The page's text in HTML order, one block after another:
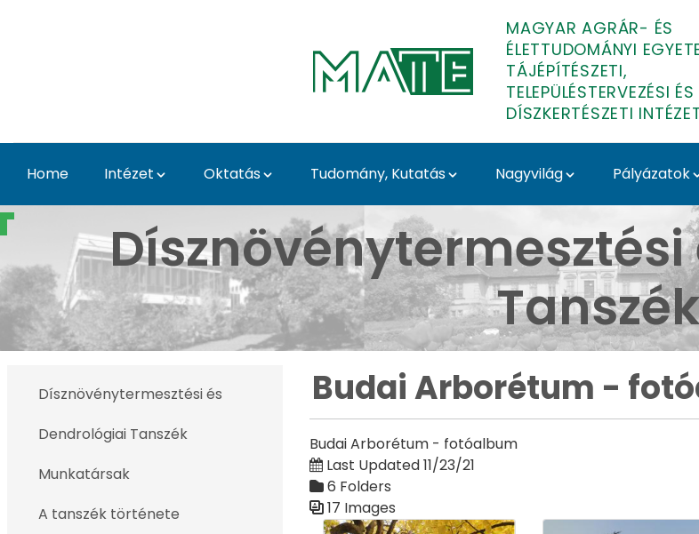
MAGYAR AGRÁR- ÉS
ÉLETTUDOMÁNYI
TÁJÉPÍTÉSZETI,
TELEPÜLÉSTERVEZÉSI ÉS
DÍSZKERTÉSZETI
Home Intézet Oktatás Tudomány, Kutatás Nagyvilág Pályázatok
Budai Arborétum - fotóalbum - Budai
Tanszék
Dísznövénytermesztési és
Dendrológiai Tanszék
Munkatársak
A tanszék története
Budai Arborétum -
Budai Arborétum - fotóalbum
Last Updated 11/23/21
6 Folders
17 Images
Media Gallery